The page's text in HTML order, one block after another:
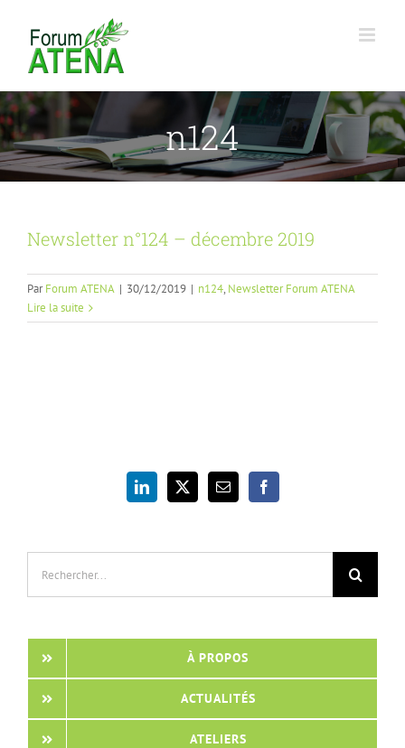
contenu
n124
Newsletter n°124 – décembre 2019
ParForum ATENA | 30/12/2019 | n124, Newsletter Forum ATENA
Lire la suite
À PROPOS
ACTUALITÉS
ATELIERS